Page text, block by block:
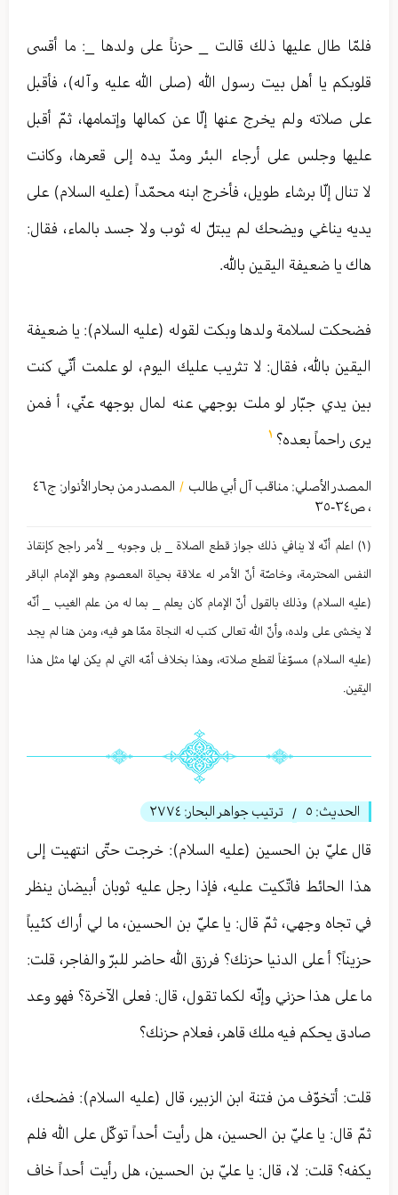
فلمّا طال عليها ذلك قالت _ حزناً على ولدها _: ما أقسى
قلوبكم يا أهل بيت رسول الله (صلى الله عليه وآله)، فأقبل
على صلاته ولم يخرج عنها إلّا عن كمالها وإتمامها، ثمّ أقبل
عليها وجلس على أرجاء البئر ومدّ يده إلى قعرها، وكانت
لا تنال إلّا برشاء طويل، فأخرج ابنه محمّداً (عليه السلام) على
يديه يناغي ويضحك لم يبتلّ له ثوب ولا جسد بالماء، فقال:
هاك يا ضعيفة اليقين بالله.
فضحكت لسلامة ولدها وبكت لقوله (عليه السلام)‏: يا ضعيفة
اليقين بالله، فقال: لا تثريب عليك اليوم، لو علمت أنّي كنت
بين يدي جبّار لو ملت بوجهي عنه لمال بوجهه عنّي، أ فمن
يرى راحماً بعده؟‏
المصدر الأصلي: مناقب آل أبي طالب / المصدر من بحار الأنوار: ج٤٦
، ص٣٤-٣٥
(١) اعلم أنّه لا ينافي ذلك جواز قطع الصلاة _ بل وجوبه _ لأمر راجح كإنقاذ
النفس المحترمة، وخاصّة أنّ الأمر له علاقة بحياة المعصوم وهو الإمام الباقر
(عليه السلام) وذلك بالقول أنّ الإمام كان يعلم _ بما له من علم الغيب _ أنّه
لا يخشى على ولده، وأنّ الله تعالی كتب له النجاة ممّا هو فيه، ومن هنا لم يجد
(عليه السلام) مسوّغاً لقطع صلاته، وهذا بخلاف أمّه التي لم يكن لها مثل هذا
اليقين.
الحديث: ٥ / ترتيب جواهر البحار: ٢٧٧٤
قال عليّ بن الحسين (عليه السلام): خرجت حتّى انتهيت إلى
هذا الحائط فاتّكيت عليه، فإذا رجل عليه ثوبان أبيضان ينظر
في تجاه وجهي، ثمّ قال: يا عليّ بن الحسين، ما لي أراك كئيباً
حزيناً؟ أ على الدنيا حزنك؟ فرزق الله حاضر للبرّ والفاجر، قلت:
ما على هذا حزني وإنّه لكما تقول، قال: فعلى الآخرة؟ فهو وعد
صادق يحكم فيه ملك قاهر، فعلام حزنك؟
قلت: أتخوّف من فتنة ابن الزبير، قال (عليه السلام): فضحك،
ثمّ قال: يا عليّ بن الحسين، هل رأيت أحداً توكّل على الله فلم
يكفه؟ قلت: لا، قال: يا عليّ بن الحسين، هل رأيت أحداً خاف